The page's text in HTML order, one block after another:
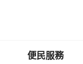
便民服務